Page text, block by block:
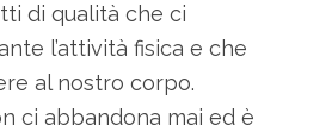
di qualità che ci
l’attività fisica e che
al nostro corpo.
ci abbandona mai ed è